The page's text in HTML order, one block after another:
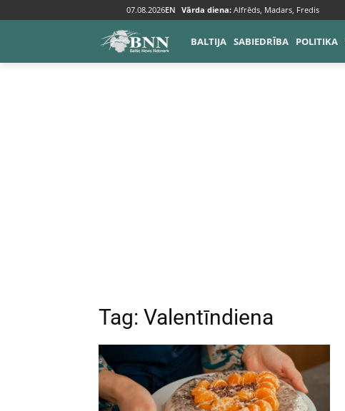
07.08.2026EN Vārda diena: Alfrēds, Madars, Fredis
BALTIJA SABIEDRĪBA POLITIKA
Tags Valentīndiena
Tag: Valentīndiena